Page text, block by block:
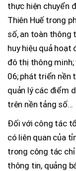
thực hiện chuyển
Thiên Huế trong
số, an toàn thông
huy hiệu quả hoạt
đô thị thông minh;
06; phát triển nền
quản lý các điểm
trên nền tảng số...
Đối với công tác
có liên quan của
trong công tác
thông tin, quảng